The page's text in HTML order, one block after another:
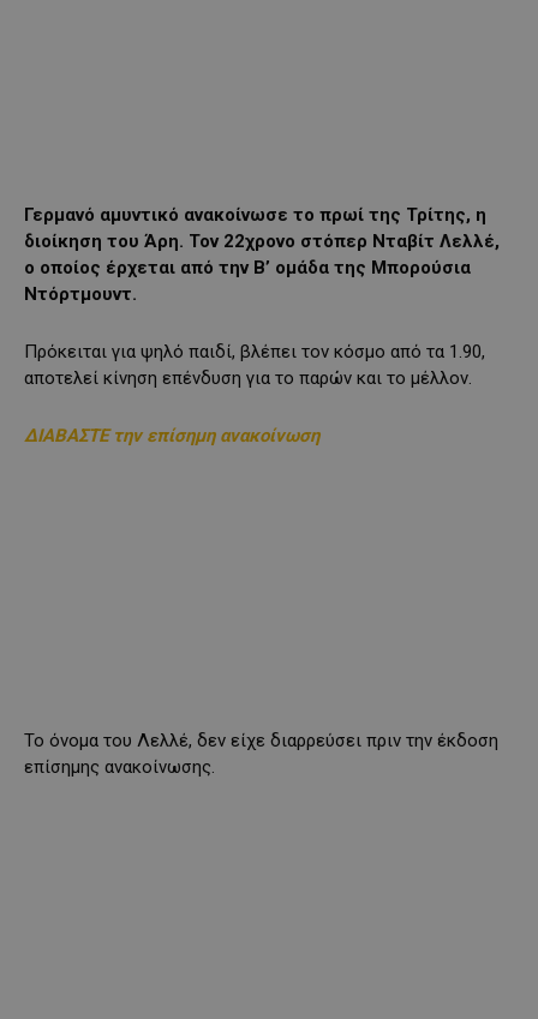
Γερμανό αμυντικό ανακοίνωσε το πρωί της Τρίτης, η
διοίκηση του Άρη. Τον 22χρονο στόπερ Νταβίτ Λελλέ,
ο οποίος έρχεται από την Β’ ομάδα της Μπορούσια
Ντόρτμουντ.
Πρόκειται για ψηλό παιδί, βλέπει τον κόσμο από τα 1.90,
αποτελεί κίνηση επένδυση για το παρών και το μέλλον.
ΔΙΑΒΑΣΤΕ την επίσημη ανακοίνωση
Το όνομα του Λελλέ, δεν είχε διαρρεύσει πριν την έκδοση
επίσημης ανακοίνωσης.